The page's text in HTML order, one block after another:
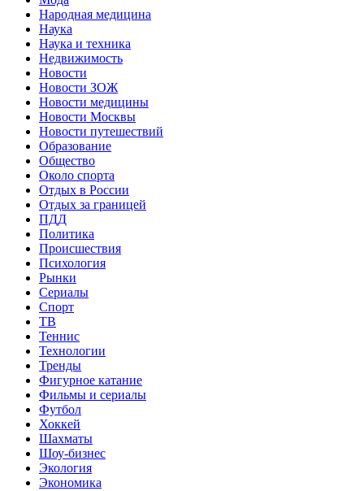
Народная медицина
Наука
Наука и техника
Недвижимость
Новости
Новости ЗОЖ
Новости медицины
Новости Москвы
Новости путешествий
Образование
Общество
Около спорта
Отдых в России
Отдых за границей
ПДД
Политика
Происшествия
Психология
Рынки
Сериалы
Спорт
ТВ
Теннис
Технологии
Тренды
Фигурное катание
Фильмы и сериалы
Футбол
Хоккей
Шахматы
Шоу-бизнес
Экология
Экономика